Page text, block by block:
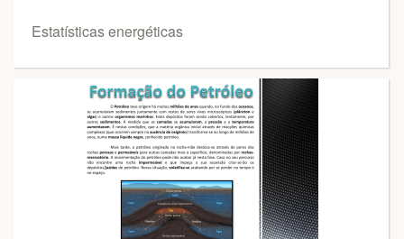
Estatísticas energéticas